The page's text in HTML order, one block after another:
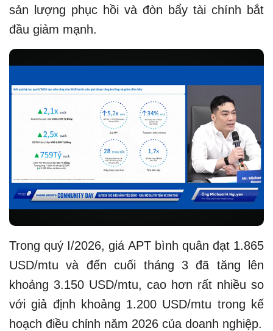
sản lượng phục hồi và đòn bẩy tài chính bắt
đầu giảm mạnh.
Trong quý I/2026, giá APT bình quân đạt 1.865
USD/mtu và đến cuối tháng 3 đã tăng lên
khoảng 3.150 USD/mtu, cao hơn rất nhiều so
với giả định khoảng 1.200 USD/mtu trong kế
hoạch điều chỉnh năm 2026 của doanh nghiệp.